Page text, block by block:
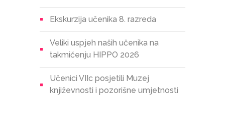
Ekskurzija učenika 8. razreda
Veliki uspjeh naših učenika na
takmičenju HIPPO 2026
Učenici VIIc posjetili Muzej
književnosti i pozorišne umjetnosti